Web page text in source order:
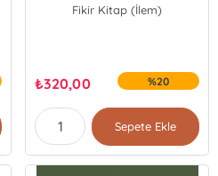
Halil Ortakcı
Fikir Kitap (İlem)
₺320,00 %20
Sepete Ekle